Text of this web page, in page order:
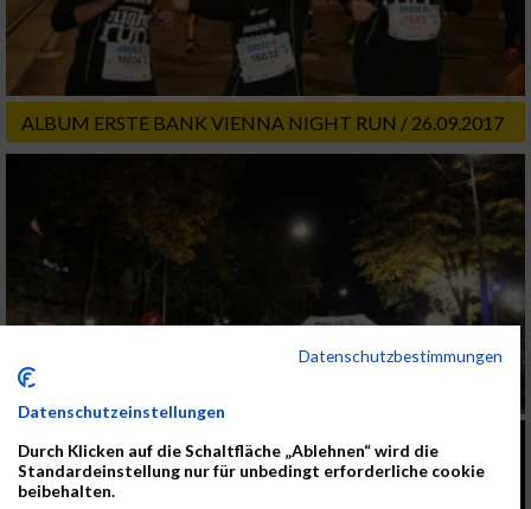
ALBUM ERSTE BANK VIENNA NIGHT RUN / 26.09.2017
Datenschutzbestimmungen
Datenschutzeinstellungen
Durch Klicken auf die Schaltfläche „Ablehnen“ wird die
Standardeinstellung nur für unbedingt erforderliche cookie
beibehalten.